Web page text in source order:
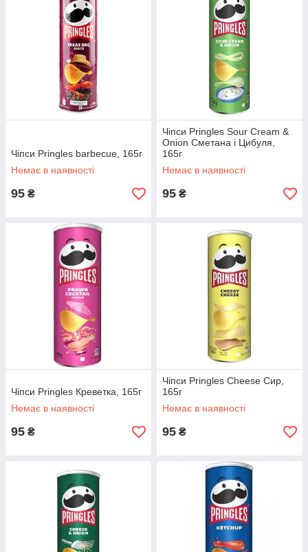
Чіпси Pringles barbecue, 165г
Немає в наявності
95 ₴
Чіпси Pringles Sour Cream &
Onion Сметана і Цибуля,
165г
Немає в наявності
95 ₴
Чіпси Pringles Креветка, 165г
Немає в наявності
95 ₴
Чіпси Pringles Cheese Сир,
165г
Немає в наявності
95 ₴